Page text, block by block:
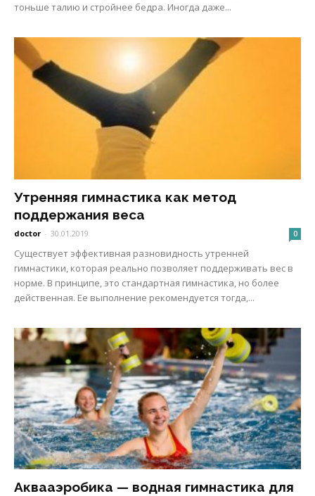
тоньше талию и стройнее бедра. Иногда даже...
Утренняя гимнастика как метод
поддержания веса
doctor - 30.01.2019 0
Существует эффективная разновидность утренней
гимнастики, которая реально позволяет поддерживать вес в
норме. В принципе, это стандартная гимнастика, но более
действенная. Ее выполнение рекомендуется тогда,...
Аквааэробика — водная гимнастика для